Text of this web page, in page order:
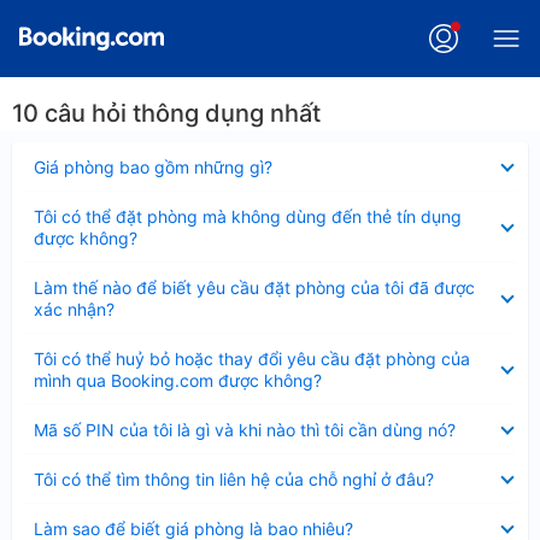
10 câu hỏi thông dụng nhất
Giá phòng bao gồm những gì?
thu
Tôi có thể đặt phòng mà không dùng đến thẻ tín dụng
được không?
thu
gọn
Làm thế nào để biết yêu cầu đặt phòng của tôi đã được
xác nhận?
thu
gọn
Tôi có thể huỷ bỏ hoặc thay đổi yêu cầu đặt phòng của
mình qua Booking.com được không?
thu
gọn
Mã số PIN của tôi là gì và khi nào thì tôi cần dùng nó?
thu
Tôi có thể tìm thông tin liên hệ của chỗ nghỉ ở đâu?
thu
Làm sao để biết giá phòng là bao nhiêu?
thu